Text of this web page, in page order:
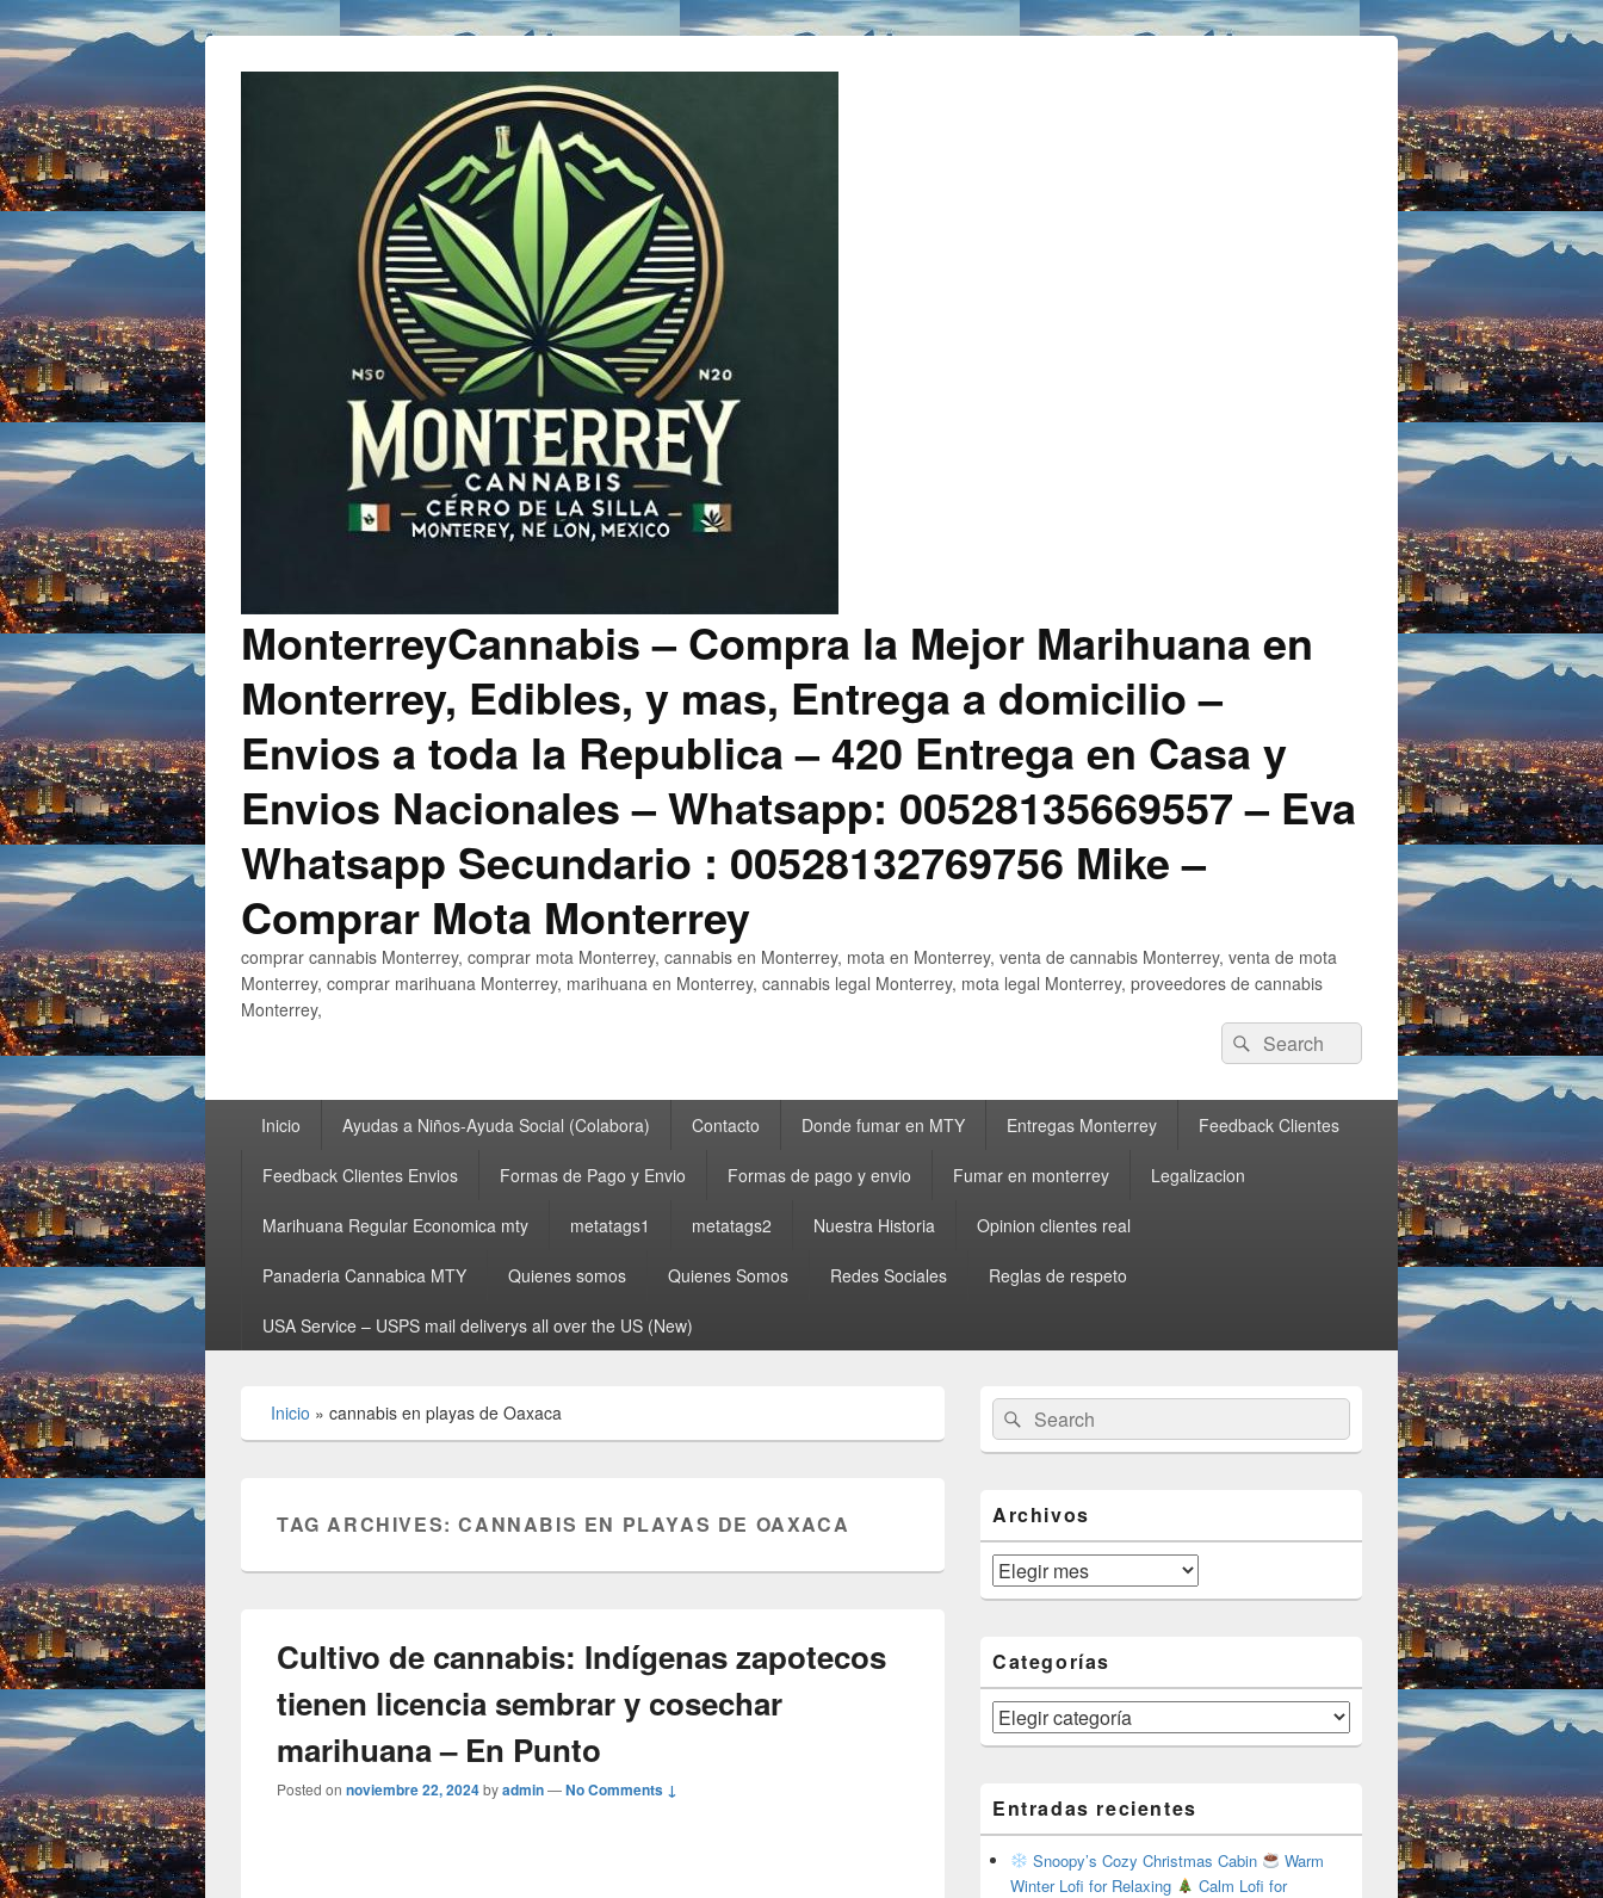
MonterreyCannabis – Compra la Mejor Marihuana en
Monterrey, Edibles, y mas, Entrega a domicilio –
Envios a toda la Republica – 420 Entrega en Casa y
Envios Nacionales – Whatsapp: 00528135669557 – Eva
Whatsapp Secundario : 00528132769756 Mike –
Comprar Mota Monterrey
comprar cannabis Monterrey, comprar mota Monterrey, cannabis en Monterrey, mota en Monterrey, venta de cannabis Monterrey, venta de mota
Monterrey, comprar marihuana Monterrey, marihuana en Monterrey, cannabis legal Monterrey, mota legal Monterrey, proveedores de cannabis
Monterrey,
Search
for:
Search
Inicio Ayudas a Niños-Ayuda Social (Colabora) Contacto Donde fumar en MTY Entregas Monterrey Feedback Clientes
Feedback Clientes Envios Formas de Pago y Envio Formas de pago y envio Fumar en monterrey Legalizacion
Marihuana Regular Economica mty metatags1 metatags2 Nuestra Historia Opinion clientes real
Panaderia Cannabica MTY Quienes somos Quienes Somos Redes Sociales Reglas de respeto
USA Service – USPS mail deliverys all over the US (New)
Inicio » cannabis en playas de Oaxaca
TAG ARCHIVES:CANNABIS EN PLAYAS DE OAXACA
Cultivo de cannabis: Indígenas zapotecos
tienen licencia sembrar y cosechar
marihuana – En Punto
Posted on noviembre 22, 2024byadmin—No Comments ↓
Primary
Sidebar
Widget
Area
Search
for:
Search
Archivos
Archivos
Categorías
Categorías
Entradas recientes
Snoopy’s Cozy Christmas Cabin
Warm
Winter Lofi for Relaxing
Calm Lofi for